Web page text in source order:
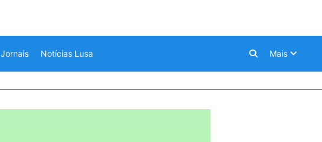
Jornais Notícias Lusa Mais